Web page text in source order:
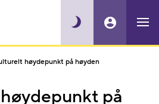
høydepunkt på høyden
på